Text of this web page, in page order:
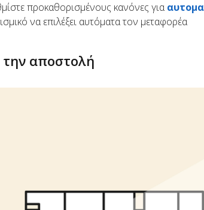
προκαθορισμένους κανόνες για
να επιλέξει αυτόματα τον μεταφορέα
αποστολή